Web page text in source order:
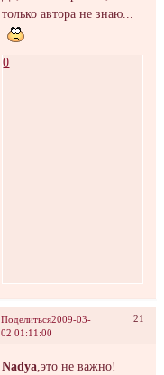
только автора не знаю...
0
Поделиться 21
2009-03-
02 01:11:00
Nadya,это не важно!